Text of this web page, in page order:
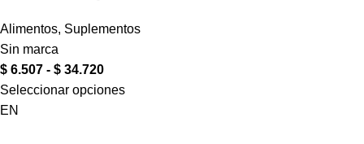
Alimentos, Suplementos
Sin marca
$ 6.507 - $ 34.720
Seleccionar opciones
EN